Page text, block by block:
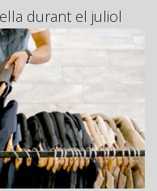
durant el juliol